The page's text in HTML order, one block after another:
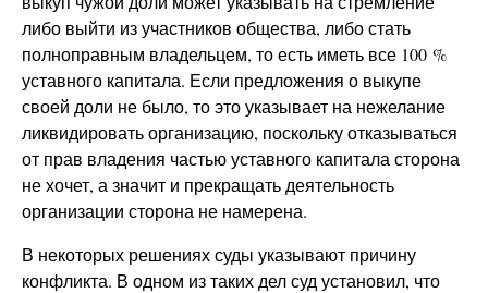
либо выйти из участников общества, либо стать
полноправным владельцем, то есть иметь все 100 %
уставного капитала. Если предложения о выкупе
своей доли не было, то это указывает на нежелание
ликвидировать организацию, поскольку отказываться
от прав владения частью уставного капитала сторона
не хочет, а значит и прекращать деятельность
организации сторона не намерена.
В некоторых решениях суды указывают причину
конфликта. В одном из таких дел суд установил, что